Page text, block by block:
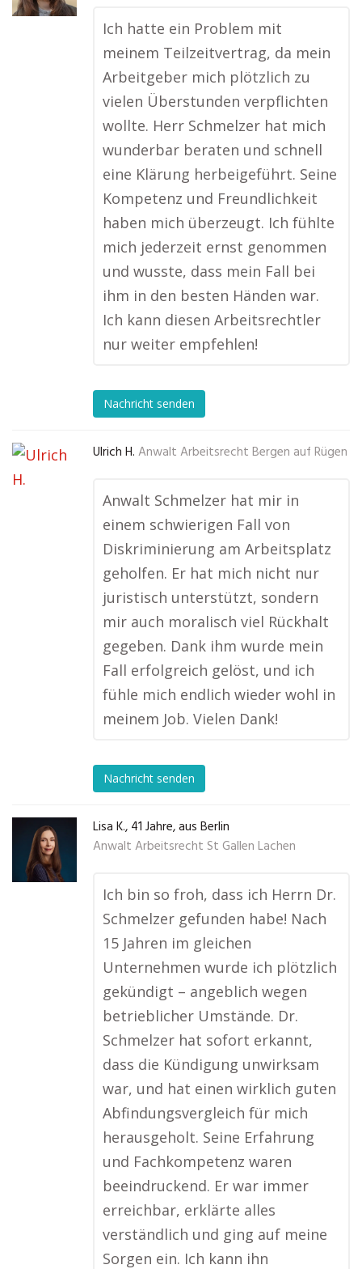
Ich hatte ein Problem mit
meinem Teilzeitvertrag, da mein
Arbeitgeber mich plötzlich zu
vielen Überstunden verpflichten
wollte. Herr Schmelzer hat mich
wunderbar beraten und schnell
eine Klärung herbeigeführt. Seine
Kompetenz und Freundlichkeit
haben mich überzeugt. Ich fühlte
mich jederzeit ernst genommen
und wusste, dass mein Fall bei
ihm in den besten Händen war.
Ich kann diesen Arbeitsrechtler
nur weiter empfehlen!
Nachricht senden
Ulrich H. Anwalt Arbeitsrecht Bergen auf Rügen
Anwalt Schmelzer hat mir in
einem schwierigen Fall von
Diskriminierung am Arbeitsplatz
geholfen. Er hat mich nicht nur
juristisch unterstützt, sondern
mir auch moralisch viel Rückhalt
gegeben. Dank ihm wurde mein
Fall erfolgreich gelöst, und ich
fühle mich endlich wieder wohl in
meinem Job. Vielen Dank!
Nachricht senden
Lisa K., 41 Jahre, aus Berlin
Anwalt Arbeitsrecht St Gallen Lachen
Ich bin so froh, dass ich Herrn Dr.
Schmelzer gefunden habe! Nach
15 Jahren im gleichen
Unternehmen wurde ich plötzlich
gekündigt – angeblich wegen
betrieblicher Umstände. Dr.
Schmelzer hat sofort erkannt,
dass die Kündigung unwirksam
war, und hat einen wirklich guten
Abfindungsvergleich für mich
herausgeholt. Seine Erfahrung
und Fachkompetenz waren
beeindruckend. Er war immer
erreichbar, erklärte alles
verständlich und ging auf meine
Sorgen ein. Ich kann ihn